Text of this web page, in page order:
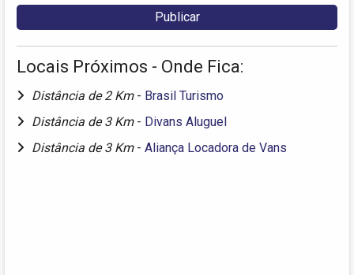
Locais Próximos - Onde Fica:
Distância de 2 Km - Brasil Turismo
Distância de 3 Km - Divans Aluguel
Distância de 3 Km - Aliança Locadora de Vans